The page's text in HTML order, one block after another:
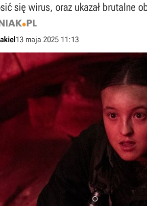
się wirus, oraz ukazał brutalne
13 maja 2025 11:13